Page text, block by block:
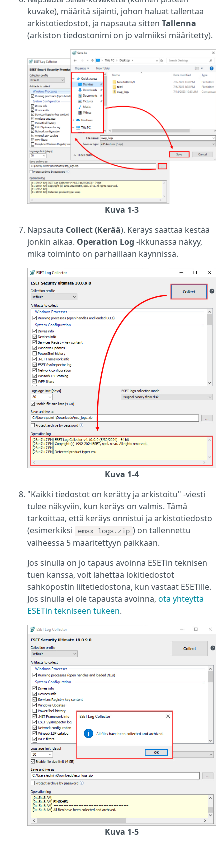
kuvake), määritä sijainti, johon haluat tallentaa
arkistotiedostot, ja napsauta sitten Tallenna
(arkiston tiedostonimi on jo valmiiksi määritetty).
Kuva 1-3
Napsauta Collect (Kerää). Keräys saattaa kestää
jonkin aikaa. Operation Log -ikkunassa näkyy,
mikä toiminto on parhaillaan käynnissä.
Kuva 1-4
"Kaikki tiedostot on kerätty ja arkistoitu" -viesti
tulee näkyviin, kun keräys on valmis. Tämä
tarkoittaa, että keräys onnistui ja arkistotiedosto
(esimerkiksi
emsx_logs.zip ) on tallennettu
vaiheessa 5 määritettyyn paikkaan.
Jos sinulla on jo tapaus avoinna ESETin teknisen
tuen kanssa, voit lähettää lokitiedostot
sähköpostin liitetiedostona, kun vastaat ESETille.
Jos sinulla ei ole tapausta avoinna, ota yhteyttä
ESETin tekniseen tukeen.
Kuva 1-5